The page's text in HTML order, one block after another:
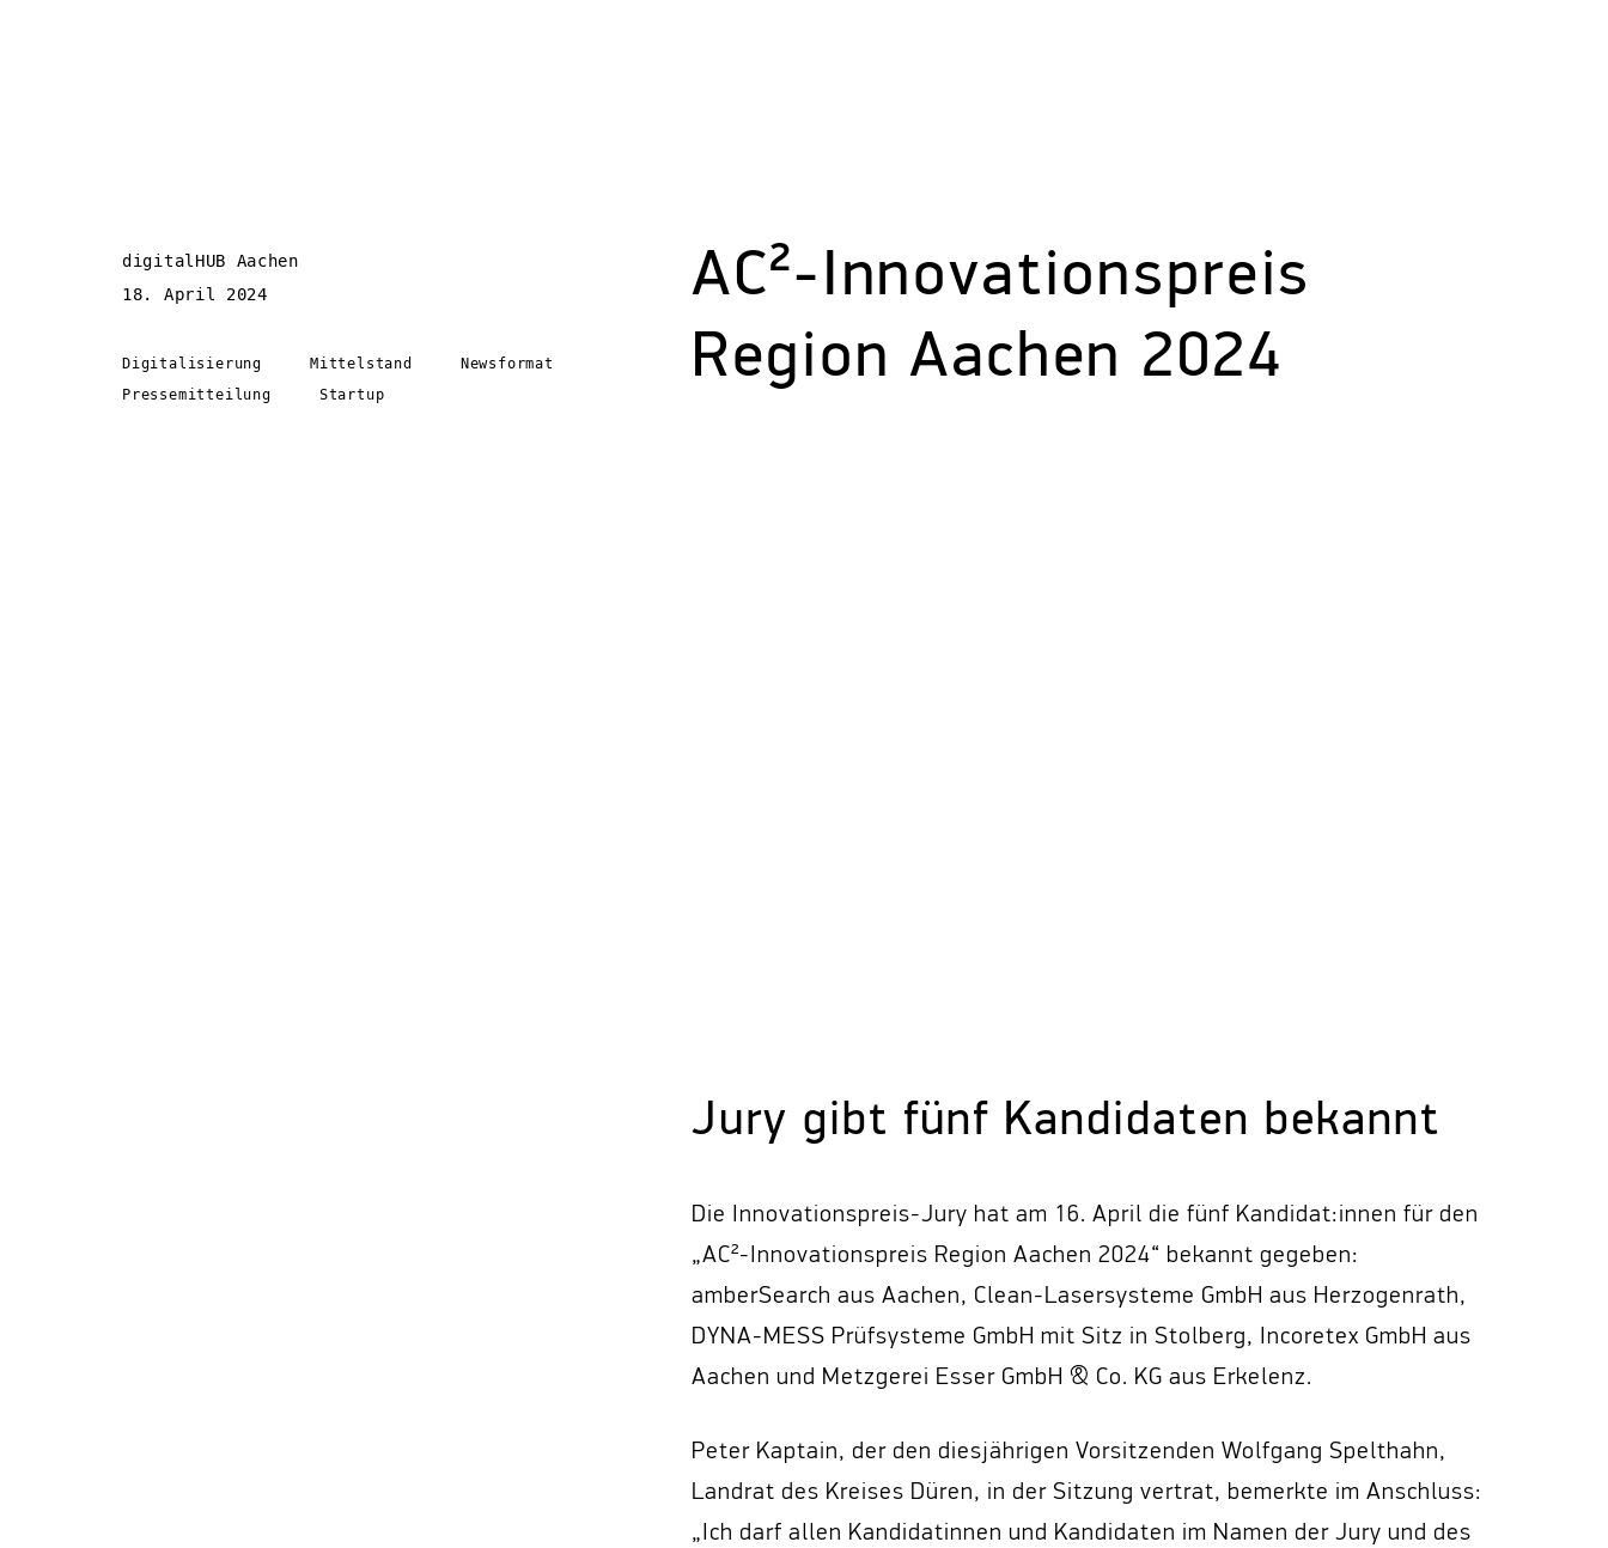
digitalHUB Aachen
18. April 2024
Digitalisierung Mittelstand
Newsformat
Pressemitteilung
Startup
AC²-Innovationspreis
Region Aachen 2024
Jury gibt fünf Kandidaten bekannt
Die Innovationspreis-Jury hat am 16. April die fünf Kandidat:innen für den
„AC²-Innovationspreis Region Aachen 2024“ bekannt gegeben:
amberSearch aus Aachen, Clean-Lasersysteme GmbH aus Herzogenrath,
DYNA-MESS Prüfsysteme GmbH mit Sitz in Stolberg, Incoretex GmbH aus
Aachen und Metzgerei Esser GmbH & Co. KG aus Erkelenz.
Peter Kaptain, der den diesjährigen Vorsitzenden Wolfgang Spelthahn,
Landrat des Kreises Düren, in der Sitzung vertrat, bemerkte im Anschluss:
„Ich darf allen Kandidatinnen und Kandidaten im Namen der Jury und des